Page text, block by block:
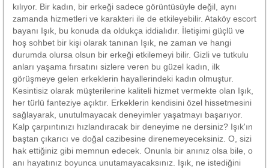
kılıyor. Bir kadın, bir erkeği sadece görüntüsüyle değil, aynı
zamanda hizmetleri ve karakteri ile de etkileyebilir. Ataköy escort
bayanı Işık, bu konuda da oldukça iddialıdır. İletişimi güçlü ve
hoş sohbet bir kişi olarak tanınan Işık, ne zaman ve hangi
durumda olursa olsun bir erkeği etkilemeyi bilir. Gizli ve tutkulu
anları yaşama fırsatını sizlere veren bu güzel kadın, ilk
görüşmeye gelen erkeklerin hayallerindeki kadın olmuştur.
Kesintisiz olarak müşterilerine kaliteli hizmet vermekte olan Işık,
her türlü fanteziye açıktır. Erkeklerin kendisini özel hissetmesini
sağlayarak, unutulmayacak deneyimler yaşatmayı başarıyor.
Kalp çarpıntınızı hızlandıracak bir deneyime ne dersiniz? Işık'ın
baştan çıkarıcı ve doğal cazibesine direnemeyeceksiniz. O, sizi
hak ettiğiniz gibi memnun edecek. Onunla bir anınız olsa bile, o
anı hayatınız boyunca unutamayacaksınız. Işık, ne istediğini